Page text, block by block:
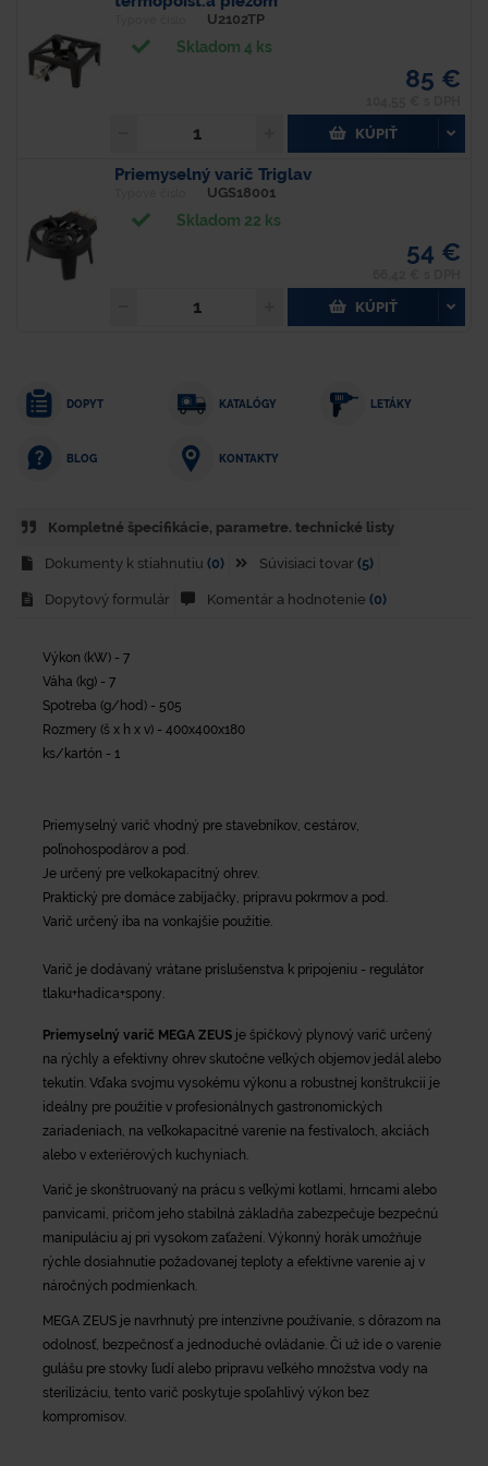
U2102TP
Skladom 4 ks
85 €
KÚPIŤ
Priemyselný varič Triglav
UGS18001
Skladom 22 ks
54 €
KÚPIŤ
DOPYT KATALÓGY LETÁKY
BLOG KONTAKTY
Kompletné špecifikácie, parametre. technické listy
Dokumenty k stiahnutiu (0) Súvisiaci tovar (5)
Dopytový formulár Komentár a hodnotenie (0)
Výkon (kW) - 7
Váha (kg) - 7
Spotreba (g/hod) - 505
Rozmery (š x h x v) - 400x400x180
ks/kartón - 1
Priemyselný varič vhodný pre stavebníkov, cestárov,
poľnohospodárov a pod.
Je určený pre veľkokapacitný ohrev.
Praktický pre domáce zabíjačky, prípravu pokrmov a pod.
Varič určený iba na vonkajšie použitie.
Varič je dodávaný vrátane príslušenstva k pripojeniu - regulátor
tlaku+hadica+spony.
Priemyselný varič MEGA ZEUS je špičkový plynový varič určený
na rýchly a efektívny ohrev skutočne veľkých objemov jedál alebo
tekutín. Vďaka svojmu vysokému výkonu a robustnej konštrukcii je
ideálny pre použitie v profesionálnych gastronomických
zariadeniach, na veľkokapacitné varenie na festivaloch, akciách
alebo v exteriérových kuchyniach.
Varič je skonštruovaný na prácu s veľkými kotlami, hrncami alebo
panvicami, pričom jeho stabilná základňa zabezpečuje bezpečnú
manipuláciu aj pri vysokom zaťažení. Výkonný horák umožňuje
rýchle dosiahnutie požadovanej teploty a efektívne varenie aj v
náročných podmienkach.
MEGA ZEUS je navrhnutý pre intenzívne používanie, s dôrazom na
odolnosť, bezpečnosť a jednoduché ovládanie. Či už ide o varenie
gulášu pre stovky ľudí alebo prípravu veľkého množstva vody na
sterilizáciu, tento varič poskytuje spoľahlivý výkon bez
kompromisov.